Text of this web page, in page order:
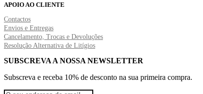
APOIO AO CLIENTE
Contactos
Envios e Entregas
Cancelamento, Trocas e Devoluções
Resolução Alternativa de Litígios
SUBSCREVA A NOSSA NEWSLETTER
Subscreva e receba 10% de desconto na sua primeira compra.